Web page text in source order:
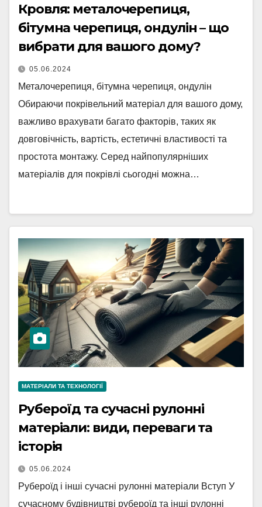
Кровля: металочерепиця,
бітумна черепиця, ондулін – що
вибрати для вашого дому?
05.06.2024
Металочерепиця, бітумна черепиця, ондулін
Обираючи покрівельний матеріал для вашого дому,
важливо врахувати багато факторів, таких як
довговічність, вартість, естетичні властивості та
простота монтажу. Серед найпопулярніших
матеріалів для покрівлі сьогодні можна…
МАТЕРІАЛИ ТА ТЕХНОЛОГІЇ
Рубероїд та сучасні рулонні
матеріали: види, переваги та
історія
05.06.2024
Рубероїд і інші сучасні рулонні матеріали Вступ У
сучасному будівництві рубероїд та інші рулонні